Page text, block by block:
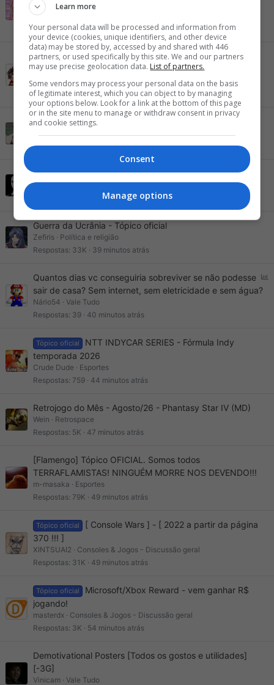
Exclusivo -
Flavio Branford
Respostas 601 27 minutos atrás
Tópico oficial
Romeu Zema 2026 - Trem bão pra
Presidente, sô!
deriks Política e religião
Respostas
954 32 minutos atrás
MBL/Missão: seria o melhor que o Brasil tem a oferecer?
lordruler96 Política e religião
Respostas 2K 36 minutos atrás
Brasil: O País Onde o Crime Virou Detalhe
Trump Política e religião
36 minutos atrás
Guerra da Ucrânia - Tópico oficial
Zefiris
Política e religião
Respostas 33K 39 minutos atrás
Quantos dias vc conseguiria sobreviver se não podesse
sair de casa? Sem internet, sem eletricidade e sem água?
Nário54
Vale Tudo
Respostas 39 40 minutos atrás
Tópico oficial
NTT INDYCAR SERIES - Fórmula Indy
temporada 2026
Crude Dude
Esportes
Respostas 759 44 minutos atrás
Retrojogo do Mês - Agosto/26 - Phantasy Star IV (MD)
Wein
Retrospace
Respostas 5K 47 minutos atrás
[Flamengo] Tópico OFICIAL. Somos todos
TERRAFLAMISTAS! NINGUÉM MORRE NOS DEVENDO!!!
m-masaka
Esportes
Respostas 79K 49 minutos atrás
Tópico oficial
[ Console Wars ] - [ 2022 a partir da página
370 !!! ]
XINTSUAI2
Consoles & Jogos - Discussão geral
Respostas 31K 49 minutos atrás
Tópico oficial
Microsoft/Xbox Reward - vem ganhar R$
jogando!
masterdx
Consoles & Jogos - Discussão geral
Respostas 3K 54 minutos atrás
Demotivational Posters [Todos os gostos e utilidades]
[-3G]
Vinicam
Vale Tudo
Learn more
Your personal data will be processed and information from
your device (cookies, unique identifiers, and other device
data) may be stored by, accessed by and shared with 446
partners, or used specifically by this site. We and our partners
may use precise geolocation data. List of partners.
Some vendors may process your personal data on the basis
of legitimate interest, which you can object to by managing
your options below. Look for a link at the bottom of this page
or in the site menu to manage or withdraw consent in privacy
and cookie settings.
Consent
Manage options